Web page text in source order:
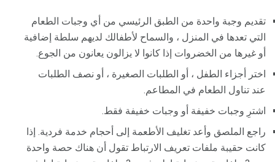
تقديم وجبة واحدة من الطبق الرئيسي من أي وجبات الطعام
التي تعدها في المنزل ، والسماح لأطفالك لديهم سلطة إضافية
أو غيرها من الخضروات إذا كانوا لا يزالون يعانون من الجوع.
اختر أجزاء الطفل ، أو الطلبات الصغيرة ، أو نصف الطلبات
عند تناول الطعام في المطاعم.
اشترِ وجبات خفيفة أو وجبات خفيفة فقط.
راجع الملصق وأعد تغليف الأطعمة إلى أحجام خدمة فردية. إذا
كانت حقيبة ملفات تعريف الارتباط تقول أن هناك حصة واحدة